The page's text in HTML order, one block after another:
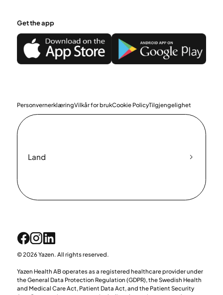
Get the app
PersonvernerklæringVilkår for brukCookie PolicyTilgjengelighet
Land
© 2026 Yazen. All rights reserved.
Yazen Health AB operates as a registered healthcare provider under
the General Data Protection Regulation (GDPR), the Swedish Health
and Medical Care Act, Patient Data Act, and the Patient Security